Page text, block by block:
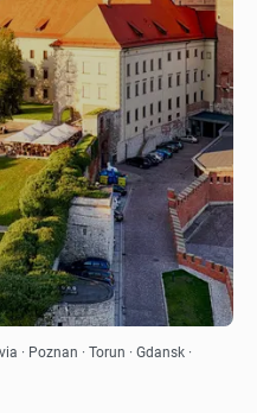
· Poznan · Torun · Gdansk ·